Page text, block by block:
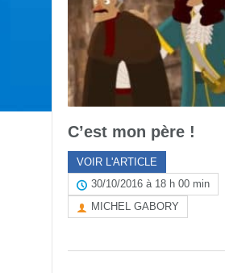
C’est mon père !
VOIR L'ARTICLE
30/10/2016 à 18 h 00 min
MICHEL GABORY